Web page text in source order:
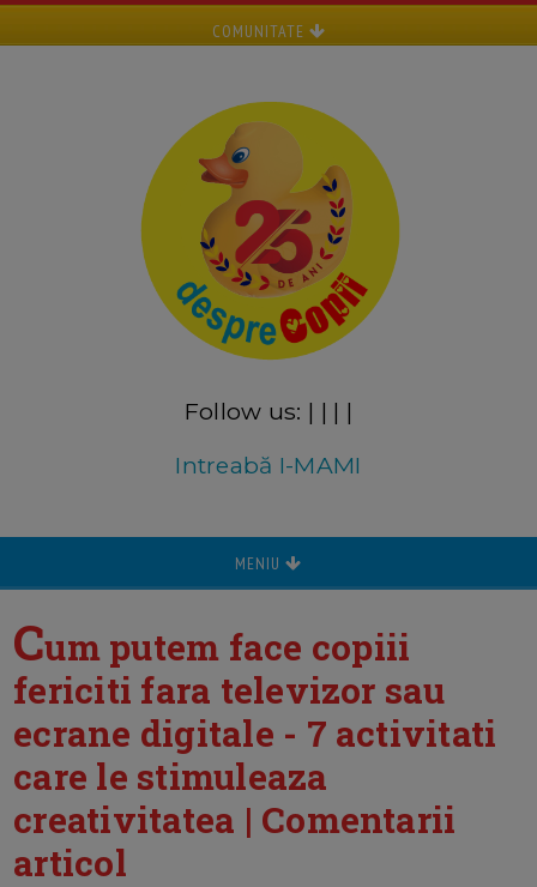
COMUNITATE
Follow us: | | | |
Intreabă I-MAMI
MENIU
Cum putem face copiii
fericiti fara televizor sau
ecrane digitale - 7 activitati
care le stimuleaza
creativitatea | Comentarii
articol